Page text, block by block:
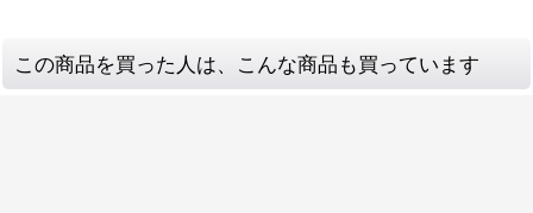
この商品を買った人は、こんな商品も買っています